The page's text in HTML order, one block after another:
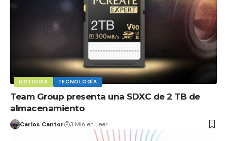
NOTICIAS TECNOLOGÍA
Team Group presenta una SDXC de 2 TB de
almacenamiento
Carlos Cantor 3 Min en Leer